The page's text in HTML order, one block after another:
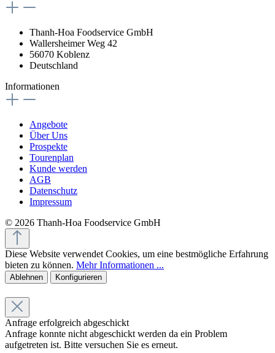
Thanh-Hoa Foodservice GmbH
Wallersheimer Weg 42
56070 Koblenz
Deutschland
Informationen
Angebote
Über Uns
Prospekte
Tourenplan
Kunde werden
AGB
Datenschutz
Impressum
© 2026 Thanh-Hoa Foodservice GmbH
Diese Website verwendet Cookies, um eine bestmögliche Erfahrung
bieten zu können. Mehr Informationen ...
Ablehnen Konfigurieren
Anfrage erfolgreich abgeschickt
Anfrage konnte nicht abgeschickt werden da ein Problem
aufgetreten ist. Bitte versuchen Sie es erneut.